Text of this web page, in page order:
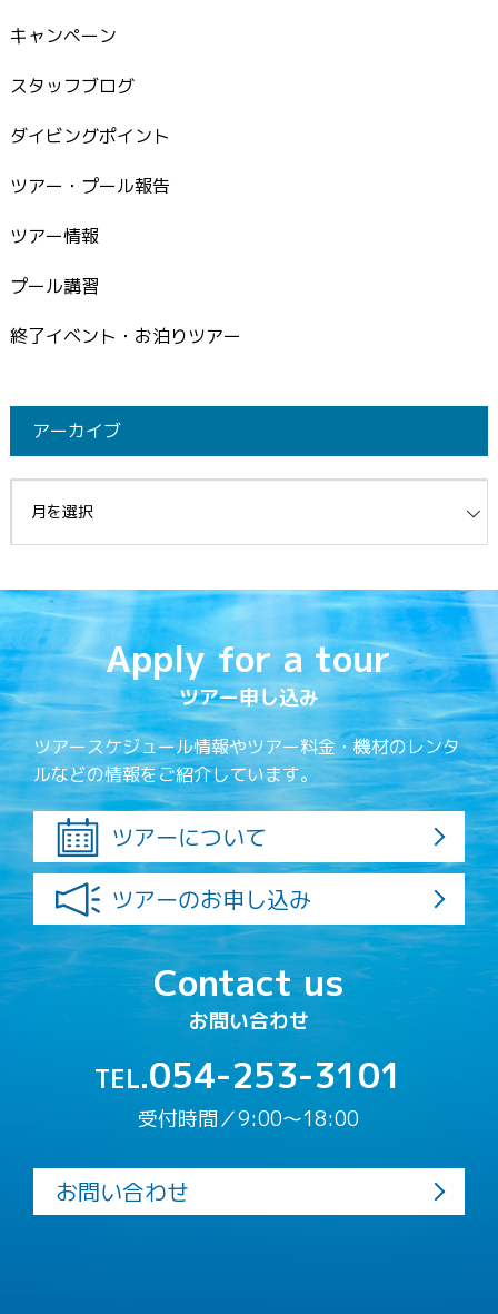
キャンペーン
スタッフブログ
ダイビングポイント
ツアー・プール報告
ツアー情報
プール講習
終了イベント・お泊りツアー
アーカイブ
Apply for a tour
ツアー申し込み
ツアースケジュール情報やツアー料金・機材のレンタ
ルなどの情報をご紹介しています。
ツアーについて
ツアーのお申し込み
Contact us
お問い合わせ
TEL.054-253-3101
受付時間／9:00〜18:00
お問い合わせ